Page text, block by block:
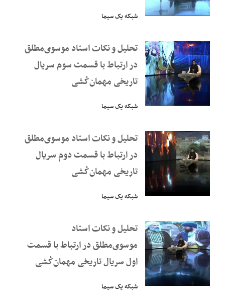
شبکه یک سیما
تحلیل و نکات استاد موسوی‌مطلق
در ارتباط با قسمت سوم سریال
تاریخی مهمان‌کُشی
شبکه یک سیما
تحلیل و نکات استاد موسوی‌مطلق
در ارتباط با قسمت دوم سریال
تاریخی مهمان‌کُشی
شبکه یک سیما
تحلیل و نکات استاد
موسوی‌مطلق در ارتباط با قسمت
اول سریال تاریخی مهمان‌کُشی
شبکه یک سیما